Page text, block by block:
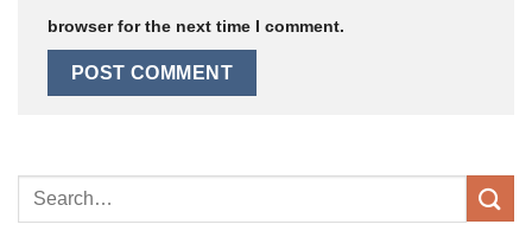
browser for the next time I comment.